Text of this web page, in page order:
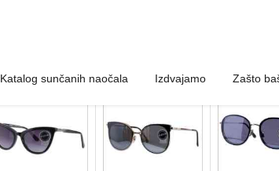
Katalog sunčanih naočala Izdvajamo Zašto